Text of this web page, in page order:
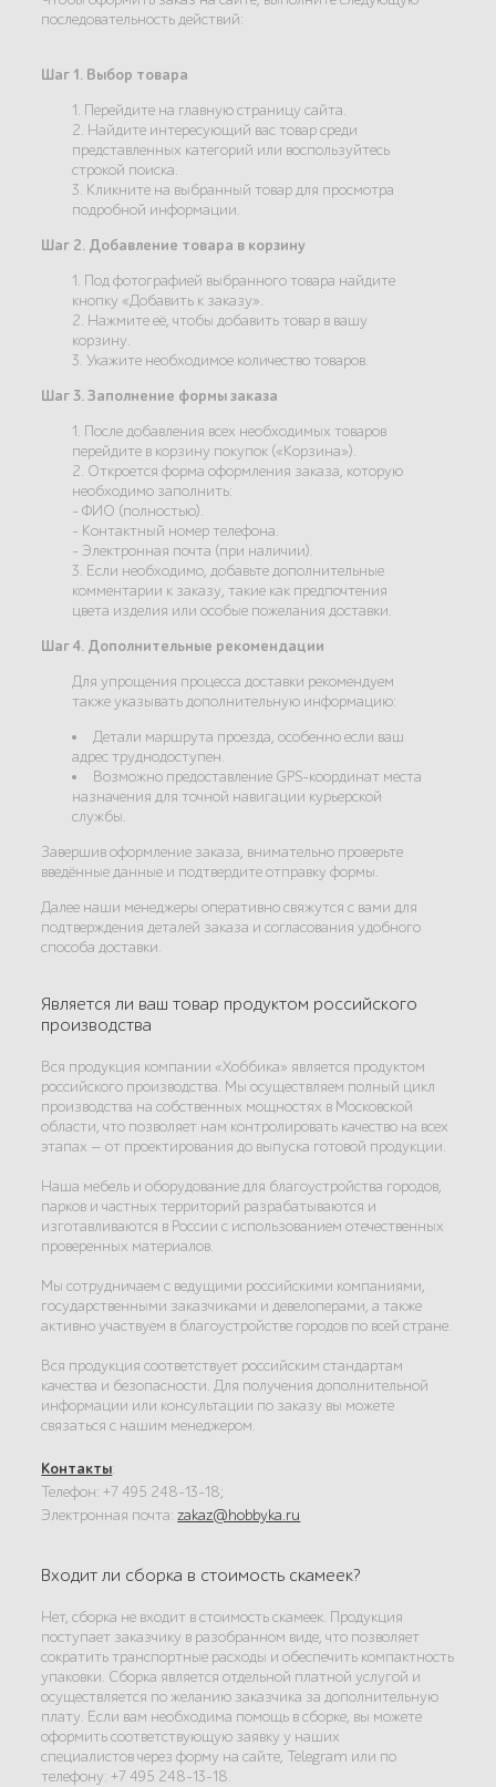
последовательность действий:
Шаг 1. Выбор товара
1. Перейдите на главную страницу сайта.
2. Найдите интересующий вас товар среди
представленных категорий или воспользуйтесь
строкой поиска.
3. Кликните на выбранный товар для просмотра
подробной информации.
Шаг 2. Добавление товара в корзину
1. Под фотографией выбранного товара найдите
кнопку «Добавить к заказу».
2. Нажмите её, чтобы добавить товар в вашу
корзину.
3. Укажите необходимое количество товаров.
Шаг 3. Заполнение формы заказа
1. После добавления всех необходимых товаров
перейдите в корзину покупок («Корзина»).
2. Откроется форма оформления заказа, которую
необходимо заполнить:
- ФИО (полностью).
- Контактный номер телефона.
- Электронная почта (при наличии).
3. Если необходимо, добавьте дополнительные
комментарии к заказу, такие как предпочтения
цвета изделия или особые пожелания доставки.
Шаг 4. Дополнительные рекомендации
Для упрощения процесса доставки рекомендуем
также указывать дополнительную информацию:
Детали маршрута проезда, особенно если ваш
адрес труднодоступен.
Возможно предоставление GPS-координат места
назначения для точной навигации курьерской
службы.
Завершив оформление заказа, внимательно проверьте
введённые данные и подтвердите отправку формы.
Далее наши менеджеры оперативно свяжутся с вами для
подтверждения деталей заказа и согласования удобного
способа доставки.
Является ли ваш товар продуктом российского
производства
Вся продукция компании «Хоббика» является продуктом
российского производства. Мы осуществляем полный цикл
производства на собственных мощностях в Московской
области, что позволяет нам контролировать качество на всех
этапах — от проектирования до выпуска готовой продукции.
Наша мебель и оборудование для благоустройства городов,
парков и частных территорий разрабатываются и
изготавливаются в России с использованием отечественных
проверенных материалов.
Мы сотрудничаем с ведущими российскими компаниями,
государственными заказчиками и девелоперами, а также
активно участвуем в благоустройстве городов по всей стране.
Вся продукция соответствует российским стандартам
качества и безопасности. Для получения дополнительной
информации или консультации по заказу вы можете
связаться с нашим менеджером.
Контакты:
Телефон: +7 495 248-13-18;
Электронная почта:zakaz@hobbyka.ru
Входит ли сборка в стоимость скамеек?
Нет, сборка не входит в стоимость скамеек. Продукция
поступает заказчику в разобранном виде, что позволяет
сократить транспортные расходы и обеспечить компактность
упаковки. Сборка является отдельной платной услугой и
осуществляется по желанию заказчика за дополнительную
плату. Если вам необходима помощь в сборке, вы можете
оформить соответствующую заявку у наших
специалистов через форму на сайте, Telegram или по
телефону: +7 495 248-13-18.